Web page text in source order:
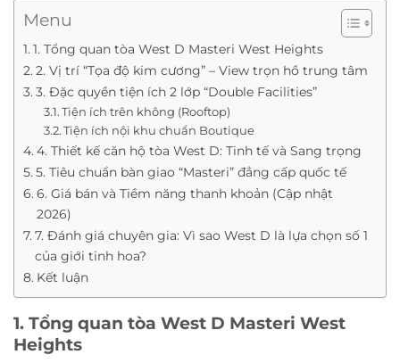
Menu
1. Tổng quan tòa West D Masteri West Heights
2. Vị trí “Tọa độ kim cương” – View trọn hồ trung tâm
3. Đặc quyền tiện ích 2 lớp “Double Facilities”
Tiện ích trên không (Rooftop)
Tiện ích nội khu chuẩn Boutique
4. Thiết kế căn hộ tòa West D: Tinh tế và Sang trọng
5. Tiêu chuẩn bàn giao “Masteri” đẳng cấp quốc tế
6. Giá bán và Tiềm năng thanh khoản (Cập nhật
2026)
7. Đánh giá chuyên gia: Vì sao West D là lựa chọn số 1
của giới tinh hoa?
Kết luận
1. Tổng quan tòa West D Masteri West
Heights